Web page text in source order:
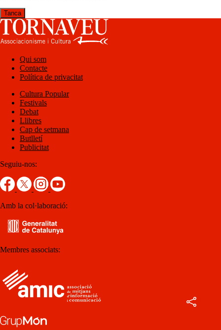
Tanca
Qui som
Contacte
Política de privacitat
Cultura Popular
Festivals
Debat
Llibres
Cap de setmana
Butlletí
Publicitat
Seguiu-nos:
Amb la col·laboració:
Membres associats: